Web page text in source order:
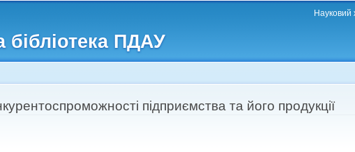
бібліотека ПДАУ
Науковий
підприємства та його продукції